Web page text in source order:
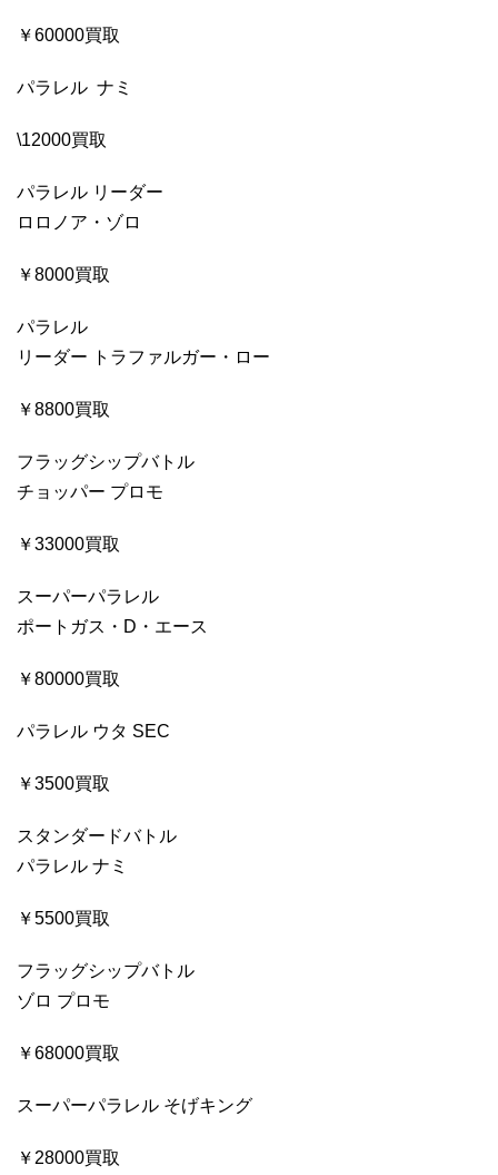
￥60000買取
パラレル ナミ
\12000買取
パラレル リーダー
ロロノア・ゾロ
￥8000買取
パラレル
リーダー トラファルガー・ロー
￥8800買取
フラッグシップバトル
チョッパー プロモ
￥33000買取
スーパーパラレル
ポートガス・D・エース
￥80000買取
パラレル ウタ SEC
￥3500買取
スタンダードバトル
パラレル ナミ
￥5500買取
フラッグシップバトル
ゾロ プロモ
￥68000買取
スーパーパラレル そげキング
￥28000買取